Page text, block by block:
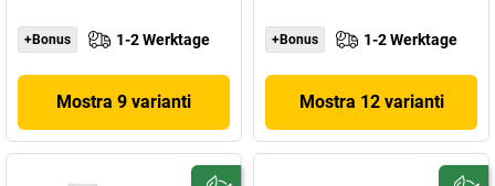
+Bonus 1-2 Werktage
Mostra 9 varianti
+Bonus 1-2 Werktage
Mostra 12 varianti